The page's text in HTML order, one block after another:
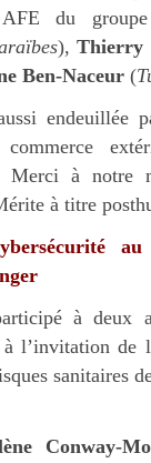
AFE du
),Thierry
Ben-Naceur (
endeuillée
Merci à notre
à titre
à deux
à l’invitation de
sanitaires
Conway-